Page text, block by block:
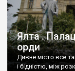
Ялта .
орди
Дивне місто все
і бідністю, між